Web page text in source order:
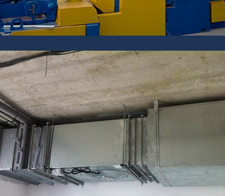
Оцинкованная сталь придаёт изделиям
жёсткость, устойчивость к
коррозии и требуемые аэродинамические